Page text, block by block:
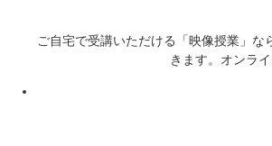
ご自宅で受講いただける「映像授業」
きます。オンラ